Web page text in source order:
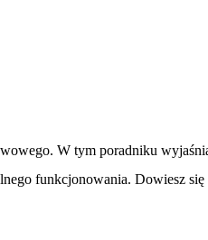
W tym poradniku
funkcjonowania. Dowiesz